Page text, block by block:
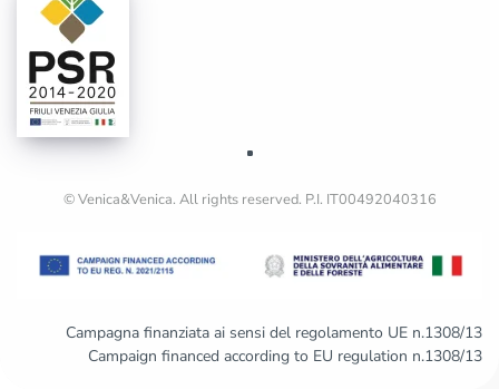
© Venica&Venica. All rights reserved. P.I. IT00492040316
Campagna finanziata ai sensi del regolamento UE n.1308/13
Campaign financed according to EU regulation n.1308/13